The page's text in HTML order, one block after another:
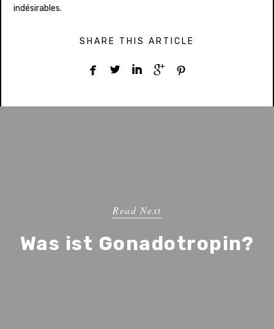
indésirables.
SHARE THIS ARTICLE
    
Read Next
Was ist Gonadotropin?